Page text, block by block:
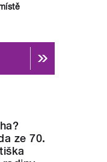
ze 70.